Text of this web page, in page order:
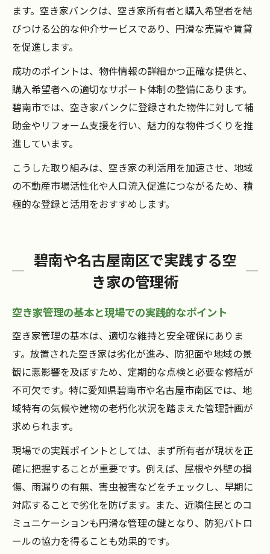
ます。空き家バンクは、空き家所有者と購入希望者を結
びつける公的な仲介サービスであり、円滑な売買や賃貸
を促進します。
成功のポイントは、物件情報の詳細かつ正確な提供と、
購入希望者への適切なサポート体制の整備にあります。
碧南市では、空き家バンクに登録された物件に対して補
助金やリフォーム支援を行い、魅力的な物件づくりを推
進しています。
こうした取り組みは、空き家の利活用を加速させ、地域
の不動産市場活性化や人口流入促進につながるため、積
極的な登録と活用をおすすめします。
碧南や名古屋南区で実践する空
き家の管理術
空き家管理の基本と現場での実践的なポイント
空き家管理の基本は、適切な維持と安全確保にありま
す。放置された空き家は劣化が進み、防犯面や地域の景
観に悪影響を及ぼすため、定期的な点検と必要な修繕が
不可欠です。特に愛知県碧南市や名古屋市南区では、地
域特有の気候や建物の老朽化状況を踏まえた管理計画が
求められます。
現場での実践ポイントとしては、まず所有者が現状を正
確に把握することが重要です。例えば、屋根や外壁の損
傷、雨漏りの有無、害虫被害などをチェックし、早期に
対応することで劣化を防げます。また、近隣住民とのコ
ミュニケーションも円滑な管理の鍵となり、防犯パトロ
ールの協力を得ることも効果的です。